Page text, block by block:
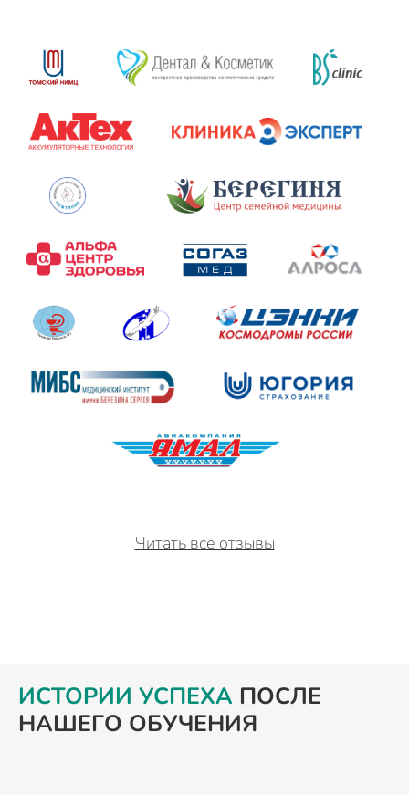
Читать все отзывы
ИСТОРИИ УСПЕХА ПОСЛЕ
НАШЕГО ОБУЧЕНИЯ